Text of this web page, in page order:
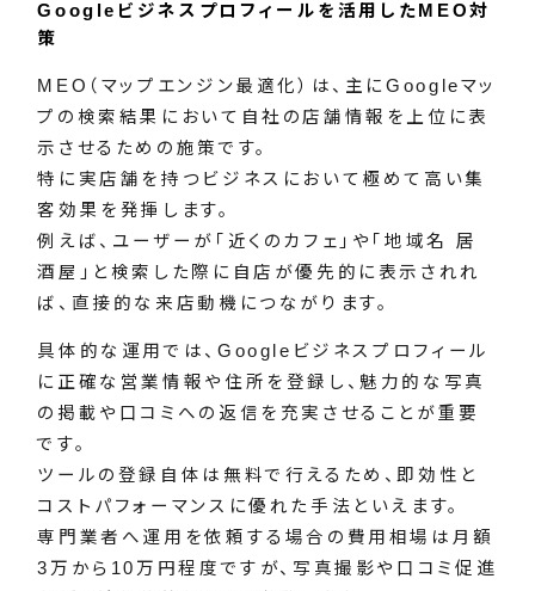
Googleビジネスプロフィールを活用したMEO対
策
MEO（マップエンジン最適化）は、主にGoogleマッ
プの検索結果において自社の店舗情報を上位に表
示させるための施策です。
特に実店舗を持つビジネスにおいて極めて高い集
客効果を発揮します。
例えば、ユーザーが「近くのカフェ」や「地域名 居
酒屋」と検索した際に自店が優先的に表示されれ
ば、直接的な来店動機につながります。
具体的な運用では、Googleビジネスプロフィール
に正確な営業情報や住所を登録し、魅力的な写真
の掲載や口コミへの返信を充実させることが重要
です。
ツールの登録自体は無料で行えるため、即効性と
コストパフォーマンスに優れた手法といえます。
専門業者へ運用を依頼する場合の費用相場は月額
3万から10万円程度ですが、写真撮影や口コミ促進